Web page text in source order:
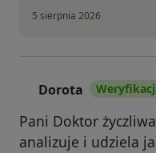
5 sierpnia 2026
Dorota
Pani Doktor
analizuje i udziela